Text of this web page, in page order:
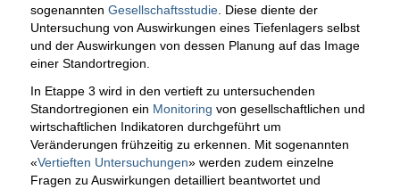
sogenannten Gesellschaftsstudie. Diese diente der
Untersuchung von Auswirkungen eines Tiefenlagers selbst
und der Auswirkungen von dessen Planung auf das Image
einer Standortregion.
In Etappe 3 wird in den vertieft zu untersuchenden
Standortregionen ein Monitoring von gesellschaftlichen und
wirtschaftlichen Indikatoren durchgeführt um
Veränderungen frühzeitig zu erkennen. Mit sogenannten
«Vertieften Untersuchungen» werden zudem einzelne
Fragen zu Auswirkungen detailliert beantwortet und